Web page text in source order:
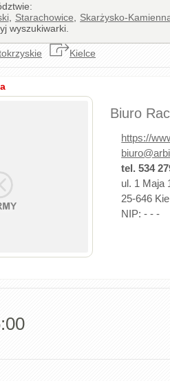
, Starachowice
Skarżysko-
wyszukiwarki.
Kielce
Biuro
https://
tel. 534
ul. 1 Maja
25-646
NIP: - - -